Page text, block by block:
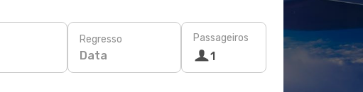
Regresso
Data
Passageiros
1